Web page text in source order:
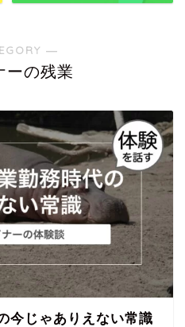
―
ーの残業
今じゃありえない常識